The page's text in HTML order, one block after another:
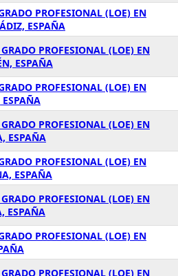
PROFESIONAL (LOE) EN
ESPAÑA
PROFESIONAL (LOE) EN
ESPAÑA
PROFESIONAL (LOE) EN
PROFESIONAL (LOE) EN
ESPAÑA
PROFESIONAL (LOE) EN
ESPAÑA
PROFESIONAL (LOE) EN
ESPAÑA
PROFESIONAL (LOE) EN
PROFESIONAL (LOE) EN